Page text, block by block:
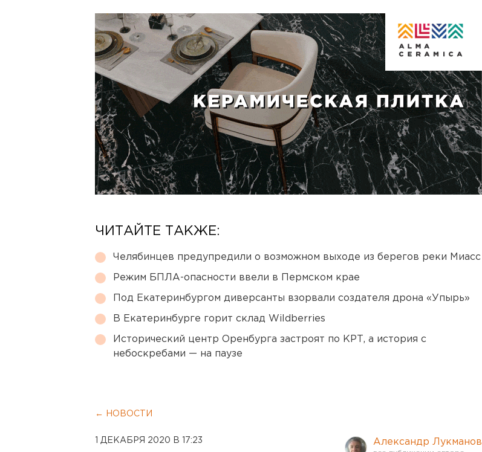
ЧИТАЙТЕ ТАКЖЕ:
Челябинцев предупредили о возможном выходе из берегов реки Миасс
Режим БПЛА-опасности ввели в Пермском крае
Под Екатеринбургом диверсанты взорвали создателя дрона «Упырь»
В Екатеринбурге горит склад Wildberries
Исторический центр Оренбурга застроят по КРТ, а история с
небоскребами — на паузе
← НОВОСТИ
1 ДЕКАБРЯ 2020 В 17:23 Александр Лукманов